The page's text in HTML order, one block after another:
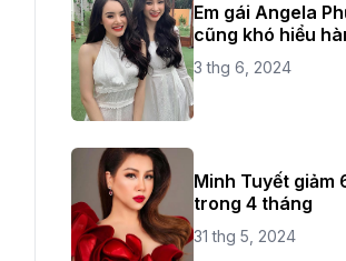
Em gái Angela
cũng khó hiểu
chị ruột
3 thg 6, 2024
Minh Tuyết giảm
trong 4 tháng
31 thg 5, 2024